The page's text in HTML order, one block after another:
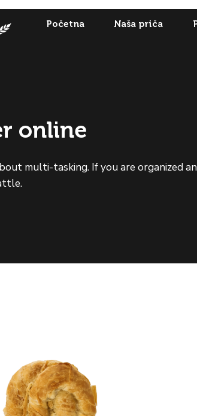
Početna Naša priča
online
multi-tasking. If you are organized